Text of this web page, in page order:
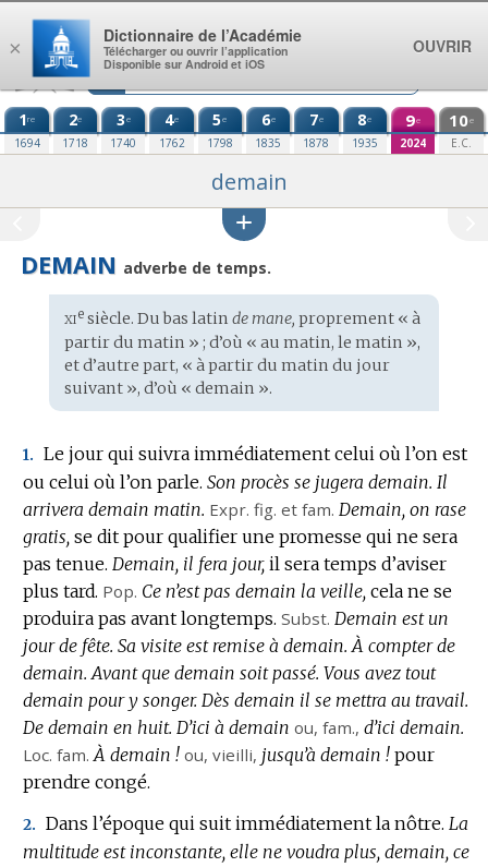
Aller au contenu
1re
1694
2e
1718
3e
1740
4e
1762
5e
1798
6e
1835
7e
1878
8e
1935
9e
2024
10e
E.C.
demain
DEMAIN adverbe de temps.
Étymologie
:
xiesiècle. Dubas latin de mane, proprement « à
partir du matin » ; d’où « au matin, le matin »,
et d’autre part, « à partir du matin du jour
suivant », d’où « demain ».
1. Le jour qui suivra immédiatement celui où l’on est
ou celui où l’on parle. Son procès se jugera demain. Il
arrivera demain matin. Expr. fig. et fam. Demain, on rase
gratis, se dit pour qualifier une promesse qui ne sera
pas tenue. Demain, il fera jour, il sera temps d’aviser
plus tard. Pop. Ce n’est pas demain la veille, cela ne se
produira pas avant longtemps. Subst. Demain est un
jour de fête. Sa visite est remise à demain. À compter de
demain. Avant que demain soit passé. Vous avez tout
demain pour y songer. Dès demain il se mettra au travail.
De demain en huit. D’ici à demain ou, fam., d’ici demain.
Loc. fam. À demain ! ou, vieilli, jusqu’à demain ! pour
prendre congé.
2. Dans l’époque qui suit immédiatement la nôtre. La
multitude est inconstante, elle ne voudra plus, demain, ce
×
Dictionnaire de l’Académie
Télécharger ou ouvrir l’application
Disponible sur Android et iOS
OUVRIR